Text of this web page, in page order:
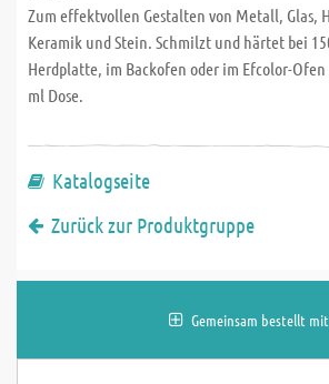
Zum effektvollen Gestalten von Metall, Glas,
Keramik und Stein. Schmilzt und härtet bei
Herdplatte, im Backofen oder im Efcolor-
ml Dose.
Katalogseite
Zurück zur Produktgruppe
Gemeinsam bestellt mit